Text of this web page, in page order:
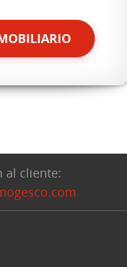
al cliente: